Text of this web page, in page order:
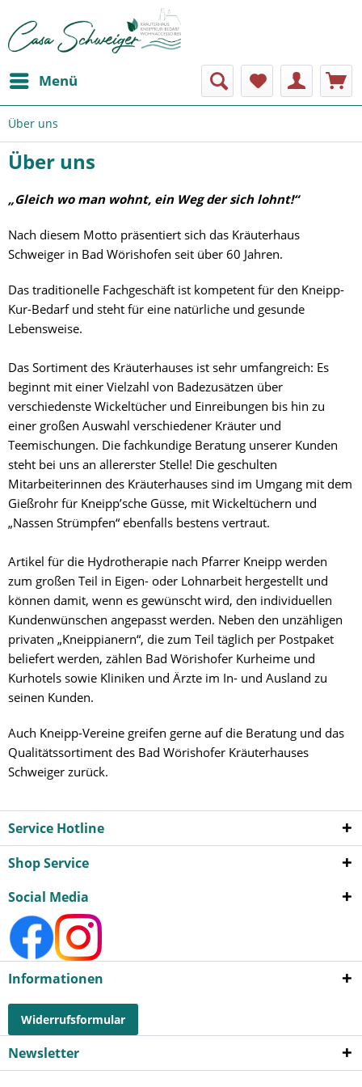
Menü
Über uns
Über uns
„Gleich wo man wohnt, ein Weg der sich lohnt!“
Nach diesem Motto präsentiert sich das Kräuterhaus
Schweiger in Bad Wörishofen seit über 60 Jahren.
Das traditionelle Fachgeschäft ist kompetent für den Kneipp-
Kur-Bedarf und steht für eine natürliche und gesunde
Lebensweise.
Das Sortiment des Kräuterhauses ist sehr umfangreich: Es
beginnt mit einer Vielzahl von Badezusätzen über
verschiedenste Wickeltücher und Einreibungen bis hin zu
einer großen Auswahl verschiedener Kräuter und
Teemischungen. Die fachkundige Beratung unserer Kunden
steht bei uns an allererster Stelle! Die geschulten
Mitarbeiterinnen des Kräuterhauses sind im Umgang mit dem
Gießrohr für Kneipp’sche Güsse, mit Wickeltüchern und
„Nassen Strümpfen“ ebenfalls bestens vertraut.
Artikel für die Hydrotherapie nach Pfarrer Kneipp werden
zum großen Teil in Eigen- oder Lohnarbeit hergestellt und
können damit, wenn es gewünscht wird, den individuellen
Kundenwünschen angepasst werden. Neben den unzähligen
privaten „Kneippianern“, die zum Teil täglich per Postpaket
beliefert werden, zählen Bad Wörishofer Kurheime und
Kurhotels sowie Kliniken und Ärzte im In- und Ausland zu
seinen Kunden.
Auch Kneipp-Vereine greifen gerne auf die Beratung und das
Qualitätssortiment des Bad Wörishofer Kräuterhauses
Schweiger zurück.
Service Hotline
Shop Service
Social Media
Informationen
Widerrufsformular
Newsletter